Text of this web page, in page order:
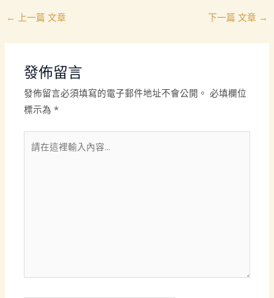
← 上一篇 文章 下一篇 文章 →
發佈留言
發佈留言必須填寫的電子郵件地址不會公開。 必填欄位
標示為*
在